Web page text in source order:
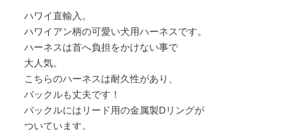
ハワイ直輸入。
ハワイアン柄の可愛い犬用ハーネスです。
ハーネスは首へ負担をかけない事で
大人気。
こちらのハーネスは耐久性があり、
バックルも丈夫です！
バックルにはリード用の金属製Dリングが
ついています。